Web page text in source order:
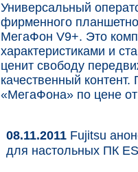
Универсальный
фирменного
МегаФон V9+. Это
характеристиками и
ценит свободу
качественный
«МегаФона» по цене
08.11.2011 Fujitsu
для настольных ПК